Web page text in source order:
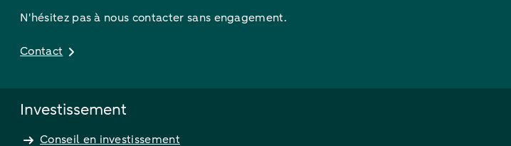
N'hésitez pas à nous contacter sans engagement.
Contact
Investissement
Conseil en investissement